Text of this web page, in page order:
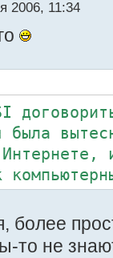
2006, 11:34
была
более
то не